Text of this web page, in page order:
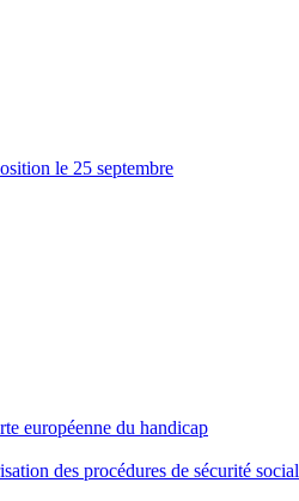
le 25 septembre
européenne du handicap
des procédures de sécurité